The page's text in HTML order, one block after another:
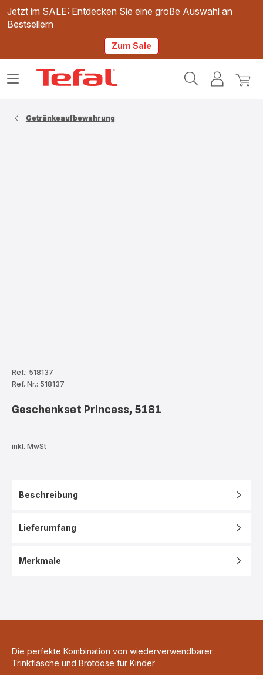
Jetzt im SALE: Entdecken Sie eine große Auswahl an
Bestsellern
Zum Sale
Mein
Mein
Das
Getränkeaufbewahrung
Ref.: 518137
Ref. Nr.: 518137
Geschenkset Princess, 5181
inkl. MwSt
Beschreibung
Lieferumfang
Merkmale
Die perfekte Kombination von wiederverwendbarer
Trinkflasche und Brotdose für Kinder